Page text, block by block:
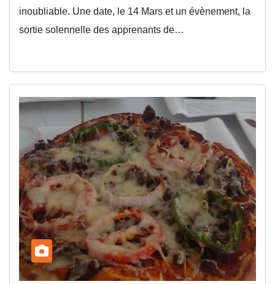
inoubliable. Une date, le 14 Mars et un évènement, la
sortie solennelle des apprenants de…